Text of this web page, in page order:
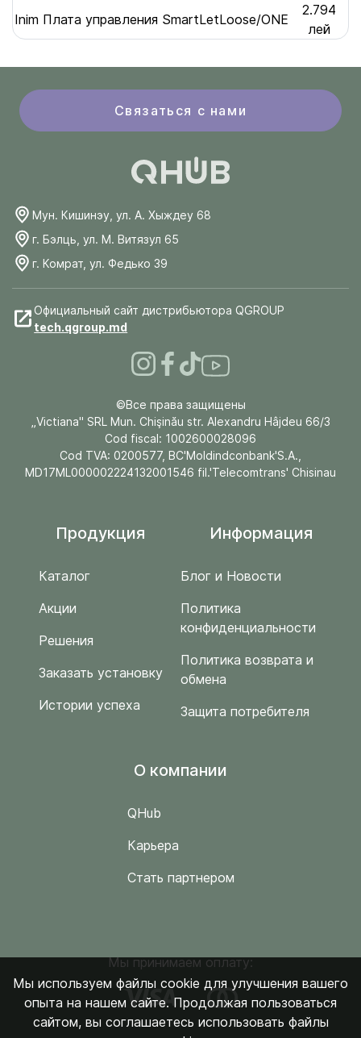
Inim Плата управления SmartLetLoose/ONE
2.794
лей
Связаться с нами
Мун. Кишинэу, ул. А. Хыждеу 68
г. Бэлць, ул. М. Витязул 65
г. Комрат, ул. Федько 39
Официальный сайт дистрибьютора QGROUP
tech.qgroup.md
©Все права защищены
„Victiana" SRL Mun. Chişinău str. Alexandru Hâjdeu 66/3
Cod fiscal: 1002600028096
Cod TVA: 0200577, BC'Moldindconbank'S.A.,
MD17ML000002224132001546 fil.'Telecomtrans' Chisinau
Продукция
Каталог
Акции
Решения
Заказать установку
Истории успеха
Информация
Блог и Новости
Политика
конфиденциальности
Политика возврата и
обмена
Защита потребителя
O компании
QHub
Карьера
Стать партнером
Мы принимаем оплату:
Мы используем файлы cookie для улучшения вашего
опыта на нашем сайте. Продолжая пользоваться
сайтом, вы соглашаетесь использовать файлы